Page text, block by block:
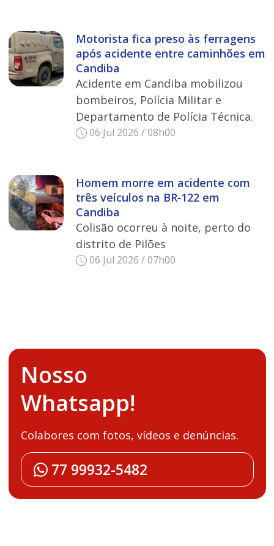
Motorista fica preso às ferragens
após acidente entre caminhões em
Candiba
Acidente em Candiba mobilizou
bombeiros, Polícia Militar e
Departamento de Polícia Técnica.
06 Jul 2026 / 08h00
Homem morre em acidente com
três veículos na BR‑122 em
Candiba
Colisão ocorreu à noite, perto do
distrito de Pilões
06 Jul 2026 / 07h00
Nosso
Whatsapp!
Colabores com fotos, vídeos e denúncias.
77 99932-5482